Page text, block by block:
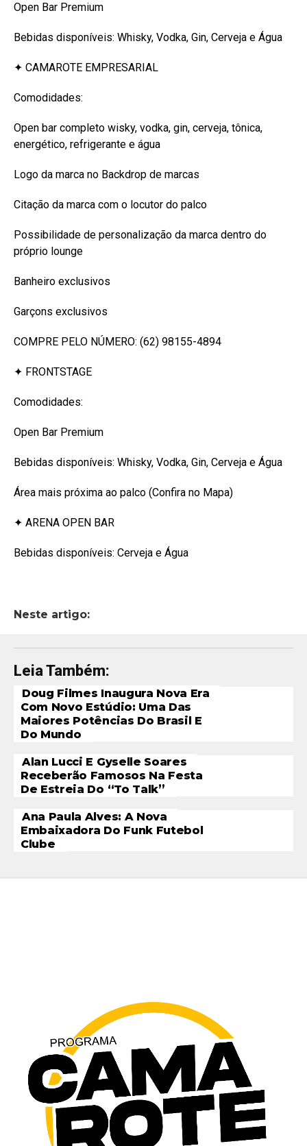
Open Bar Premium
Bebidas disponíveis: Whisky, Vodka, Gin, Cerveja e Água
✦ CAMAROTE EMPRESARIAL
Comodidades:
Open bar completo wisky, vodka, gin, cerveja, tônica,
energético, refrigerante e água
Logo da marca no Backdrop de marcas
Citação da marca com o locutor do palco
Possibilidade de personalização da marca dentro do
próprio lounge
Banheiro exclusivos
⁠⁠Garçons exclusivos
⁠COMPRE PELO NÚMERO: (62) 98155-4894
✦ FRONTSTAGE
Comodidades:
Open Bar Premium
Bebidas disponíveis: Whisky, Vodka, Gin, Cerveja e Água
Área mais próxima ao palco (Confira no Mapa)
✦ ARENA OPEN BAR
Bebidas disponíveis: Cerveja e Água
Neste artigo:
Leia Também:
Doug Filmes Inaugura Nova Era
Com Novo Estúdio: Uma Das
Maiores Potências Do Brasil E
Do Mundo
Alan Lucci E Gyselle Soares
Receberão Famosos Na Festa
De Estreia Do “To Talk”
Ana Paula Alves: A Nova
Embaixadora Do Funk Futebol
Clube